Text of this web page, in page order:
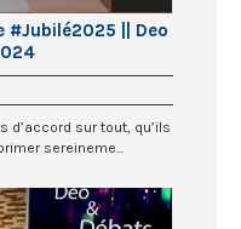
#Jubilé2025 || Deo
d’accord sur tout, qu’ils
sereineme...